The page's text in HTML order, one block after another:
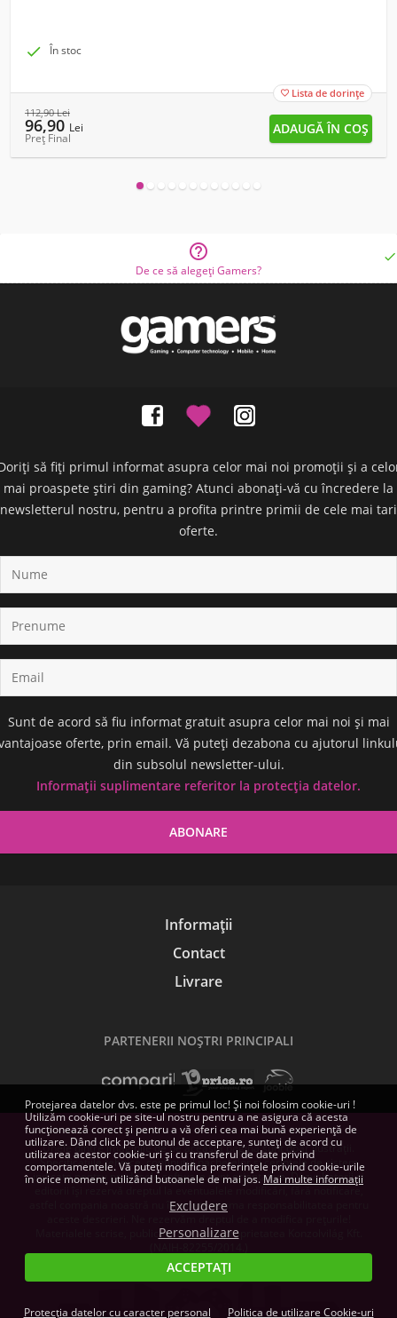
 În stoc
 Lista de dorințe
112,90Lei
96,90 Lei
Preț Final

De ce să alegeți Gamers?

să fiți primul informat asupra celor mai noi promoții și a
mai proaspete știri din gaming? Atunci abonați-vă cu încredere la
newsletterul nostru, pentru a profita printre primii de cele mai tari
oferte.
Sunt de acord să fiu informat gratuit asupra celor mai noi și mai
oferte, prin email. Vă puteți dezabona cu ajutorul
din subsolul newsletter-ului.
Informații suplimentare referitor la protecția datelor.
Informații
Contact
Livrare
PARTENERII NOŞTRI PRINCIPALI
Unele dintre imaginile de pe această pagină sunt doar ilustrații.
Specificațiile tehnice, conținutul pachetelor și cerințele de sistem
indicate pentru produsele software sunt orientative. Dezvoltatorii și
editorii își rezervă dreptul la eventualele modificări, fără notificare,
astfel compania noastră nu își poate asuma responsabilitatea pentru
Materialele scrise, publicate aici, sunt proprietatea Konzolvilág Kft.
Protejarea datelor dvs. este pe primul loc! Și noi folosim cookie-uri !
Utilizăm cookie-uri pe site-ul nostru pentru a ne asigura că acesta
funcționează corect și pentru a vă oferi cea mai bună experiență de
utilizare. Dând click pe butonul de acceptare, sunteți de acord cu
utilizarea acestor cookie-uri și cu transferul de date privind
comportamentele. Vă puteți modifica preferințele privind cookie-urile
în orice moment, utilizând butoanele de mai jos. Mai multe informații
Excludere
Personalizare
ACCEPTAȚI
Protecția datelor cu caracter personal
Politica de utilizare Cookie-uri